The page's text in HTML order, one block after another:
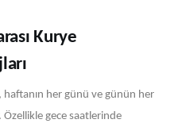
Kurye
, haftanın her günü ve günün her
gece saatlerinde